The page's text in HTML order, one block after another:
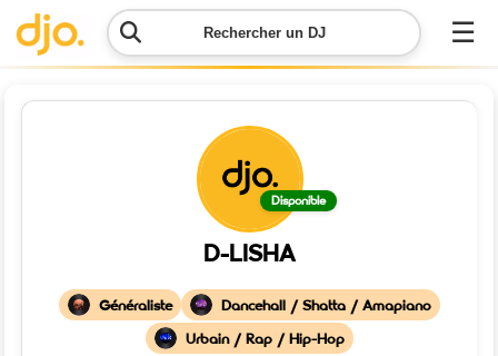
Rechercher un DJ ☰
Menu
ma
demande
Disponible
D-LISHA
Généraliste
Dancehall / Shatta / Amapiano
Urbain / Rap / Hip-Hop